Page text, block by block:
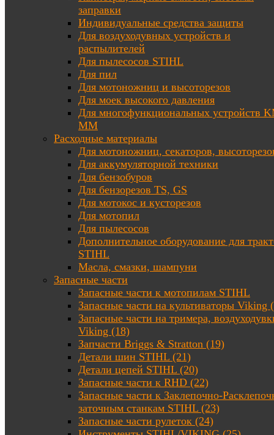
заправки
Индивидуальные средства защиты
Для воздуходувных устройств и
распылителей
Для пылесосов STIHL
Для пил
Для мотоножниц и высоторезов
Для моек высокого давления
Для многофункциональных устройств
MM
Расходные материалы
Для мотоножниц, секаторов,
Для аккумуляторной техники
Для бензобуров
Для бензорезов TS, GS
Для мотокос и кусторезов
Для мотопил
Для пылесосов
Дополнительное оборудование для
STIHL
Масла, смазки, шампуни
Запасные части
Запасные части к мотопилам STIHL
Запасные части на культиваторы Viking
Запасные части на тримера,
Viking (18)
Запчасти Briggs & Stratton (19)
Детали шин STIHL (21)
Детали цепей STIHL (20)
Запасные части к RHD (22)
Запасные части к Заклепочно-
заточным станкам STIHL (23)
Запасные части рулеток (24)